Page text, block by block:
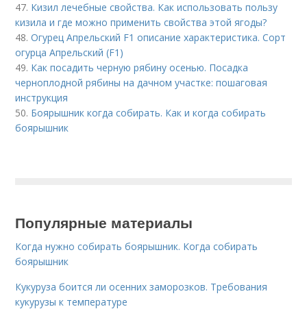
47. Кизил лечебные свойства. Как использовать пользу
кизила и где можно применить свойства этой ягоды?
48.Огурец Апрельский F1 описание характеристика. Сорт
огурца Апрельский (F1)
49. Как посадить черную рябину осенью. Посадка
черноплодной рябины на дачном участке: пошаговая
инструкция
50. Боярышник когда собирать. Как и когда собирать
боярышник
Популярные материалы
Когда нужно собирать боярышник. Когда собирать
боярышник
Кукуруза боится ли осенних заморозков. Требования
кукурузы к температуре